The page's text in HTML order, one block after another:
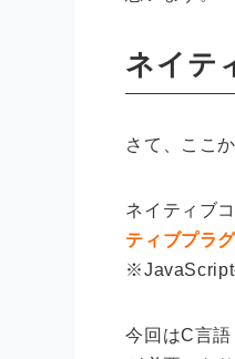
ネイテ
さて、ここ
ネイティブ
ティブプラ
※JavaScript
今回はC言